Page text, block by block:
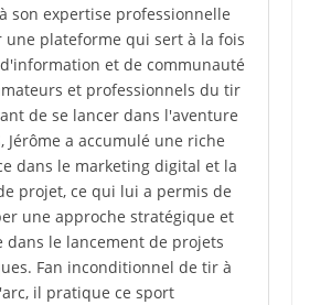
son expertise professionnelle
une plateforme qui sert à la fois
et de communauté
et professionnels du tir
de se lancer dans l'aventure
Jérôme a accumulé une riche
dans le marketing digital et la
projet, ce qui lui a permis de
une approche stratégique et
dans le lancement de projets
Fan inconditionnel de tir à
il pratique ce sport